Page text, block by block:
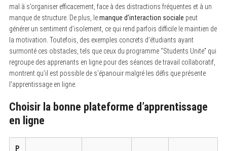
mal à s’organiser efficacement, face à des distractions fréquentes et à un
manque de structure. De plus, lemanque d’interaction sociale peut
générer un sentiment d’isolement, ce qui rend parfois difficile le maintien de
la motivation. Toutefois, des exemples concrets d’étudiants ayant
surmonté ces obstacles, tels que ceux du programme “Students Unite” qui
regroupe des apprenants en ligne pour des séances de travail collaboratif,
montrent qu’il est possible de s’épanouir malgré les défis que présente
l’apprentissage en ligne.
Choisir la bonne plateforme d’apprentissage
en ligne
P